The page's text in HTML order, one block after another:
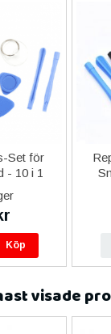
Set för
- 10 i 1
Köp
visade